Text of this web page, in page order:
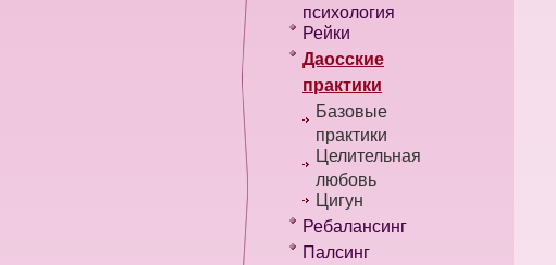
психология
Рейки
Даосские
практики
Базовые
практики
Целительная
любовь
Цигун
Ребалансинг
Палсинг